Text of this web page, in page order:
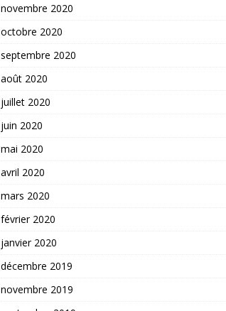
novembre 2020
octobre 2020
septembre 2020
août 2020
juillet 2020
juin 2020
mai 2020
avril 2020
mars 2020
février 2020
janvier 2020
décembre 2019
novembre 2019